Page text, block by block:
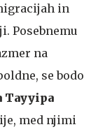
in
Posebnemu
na
se bodo
Tayyipa
med njimi